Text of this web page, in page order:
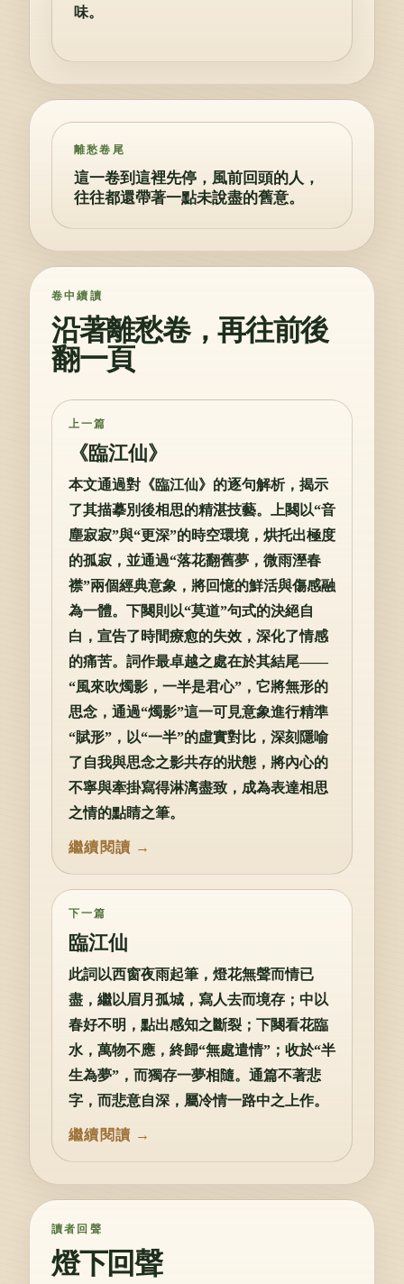
味。
離愁卷尾
這一卷到這裡先停，風前回頭的人，
往往都還帶著一點未說盡的舊意。
卷中續讀
沿著離愁卷，再往前後
翻一頁
上一篇
《臨江仙》
本文通過對《臨江仙》的逐句解析，揭示
了其描摹別後相思的精湛技藝。上闋以“音
塵寂寂”與“更深”的時空環境，烘托出極度
的孤寂，並通過“落花翻舊夢，微雨溼春
襟”兩個經典意象，將回憶的鮮活與傷感融
為一體。下闋則以“莫道”句式的決絕自
白，宣告了時間療愈的失效，深化了情感
的痛苦。詞作最卓越之處在於其結尾——
“風來吹燭影，一半是君心”，它將無形的
思念，通過“燭影”這一可見意象進行精準
“賦形”，以“一半”的虛實對比，深刻隱喻
了自我與思念之影共存的狀態，將內心的
不寧與牽掛寫得淋漓盡致，成為表達相思
之情的點睛之筆。
下一篇
臨江仙
此詞以西窗夜雨起筆，燈花無聲而情已
盡，繼以眉月孤城，寫人去而境存；中以
春好不明，點出感知之斷裂；下闋看花臨
水，萬物不應，終歸“無處遣情”；收於“半
生為夢”，而獨存一夢相隨。通篇不著悲
字，而悲意自深，屬冷情一路中之上作。
讀者回聲
燈下回聲